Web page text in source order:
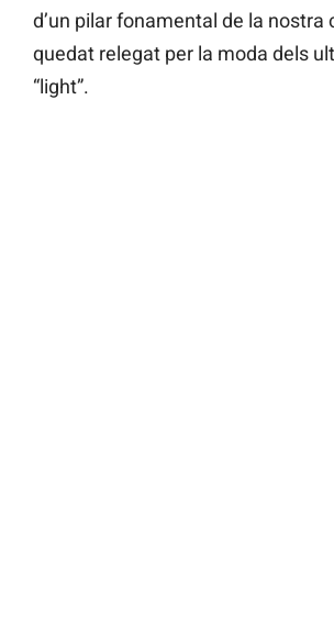
d’un pilar fonamental de la nostra
quedat relegat per la moda dels
“light”.